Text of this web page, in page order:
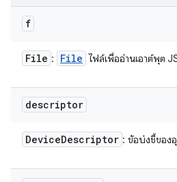
f
File : File ไฟล์เพื่ออ่านเอาต์พุต
descriptor
DeviceDescriptor : ข้อบ่งชี้ของ